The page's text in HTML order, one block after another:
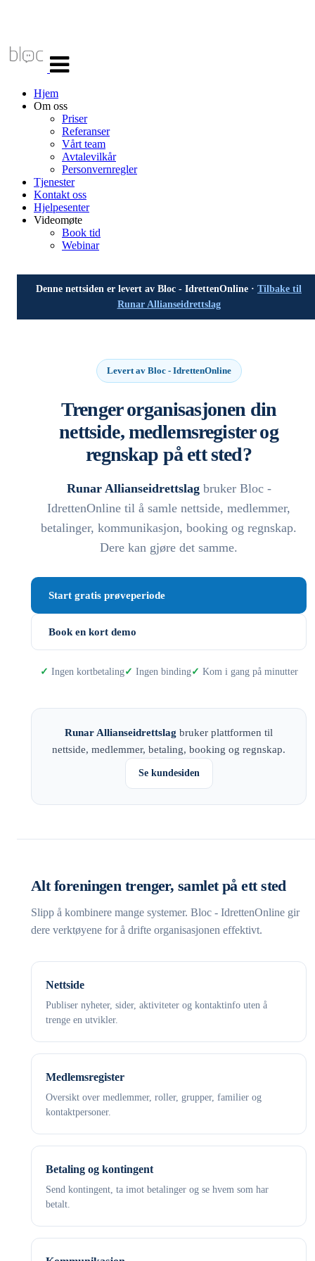
navigasjon
Hjem
Om oss
Priser
Referanser
Vårt team
Avtalevilkår
Personvernregler
Tjenester
Kontakt oss
Hjelpesenter
Videomøte
Book tid
Webinar
Denne nettsiden er levert av Bloc - IdrettenOnline · Tilbake til
Runar Allianseidrettslag
Levert av Bloc - IdrettenOnline
Trenger organisasjonen din
nettside, medlemsregister og
regnskap på ett sted?
Runar Allianseidrettslagbruker Bloc -
IdrettenOnline til å samle nettside, medlemmer,
betalinger, kommunikasjon, booking og regnskap.
Dere kan gjøre det samme.
Start gratis prøveperiode
Book en kort demo
Ingen kortbetaling Ingen binding Kom i gang på minutter
Runar Allianseidrettslag bruker plattformen til
nettside, medlemmer, betaling, booking og regnskap.
Se kundesiden
Alt foreningen trenger, samlet på ett sted
Slipp å kombinere mange systemer. Bloc - IdrettenOnline gir
dere verktøyene for å drifte organisasjonen effektivt.
Nettside
Publiser nyheter, sider, aktiviteter og kontaktinfo uten å
trenge en utvikler.
Medlemsregister
Oversikt over medlemmer, roller, grupper, familier og
kontaktpersoner.
Betaling og kontingent
Send kontingent, ta imot betalinger og se hvem som har
betalt.